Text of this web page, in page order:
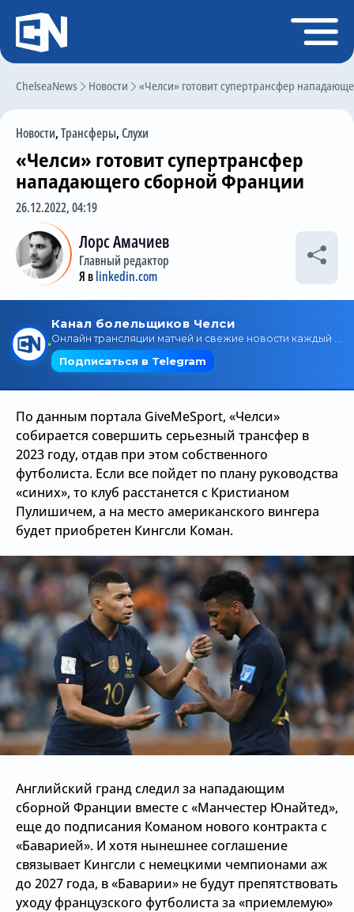
ChelseaNews Новости «Челси» готовит супертрансфер
Новости,Трансферы,Слухи
«Челси» готовит супертрансфер
нападающего сборной Франции
26.12.2022, 04:19
Лорс Амачиев
Главный редактор
Я вlinkedin.com
По данным портала GiveMeSport, «Челси»
собирается совершить серьезный трансфер в
2023 году, отдав при этом собственного
футболиста. Если все пойдет по плану руководства
«синих», то клуб расстанется с Кристианом
Пулишичем, а на место американского вингера
будет приобретен Кингсли Коман.
Английский гранд следил за нападающим
сборной Франции вместе с «Манчестер Юнайтед»,
еще до подписания Команом нового контракта с
«Баварией». И хотя нынешнее соглашение
связывает Кингсли с немецкими чемпионами аж
до 2027 года, в «Баварии» не будут препятствовать
уходу французского футболиста за «приемлемую»
Регистрация
Главная
Чат
Трансферы
Слухи
История Челси
Статистика
Календарь игр
Состав команды
Поиск по сайту
О сайте
Контакты